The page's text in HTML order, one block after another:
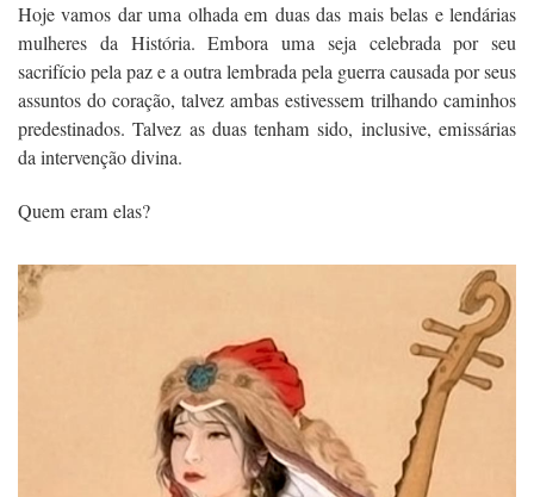
Hoje vamos dar uma olhada em duas das mais belas e lendárias
mulheres da História. Embora uma seja celebrada por seu
sacrifício pela paz e a outra lembrada pela guerra causada por seus
assuntos do coração, talvez ambas estivessem trilhando caminhos
predestinados. Talvez as duas tenham sido, inclusive, emissárias
da intervenção divina.
Quem eram elas?